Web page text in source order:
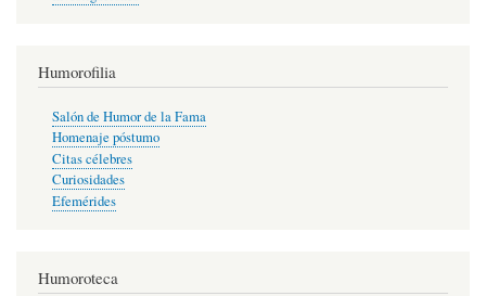
Humorofilia
Salón de Humor de la Fama
Homenaje póstumo
Citas célebres
Curiosidades
Efemérides
Humoroteca